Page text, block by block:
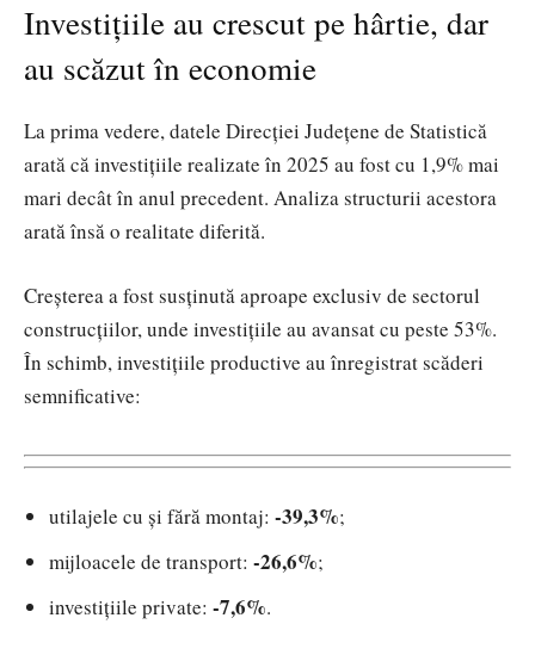
Investițiile au crescut pe hârtie, dar
au scăzut în economie
La prima vedere, datele Direcției Județene de Statistică
arată că investițiile realizate în 2025 au fost cu 1,9% mai
mari decât în anul precedent. Analiza structurii acestora
arată însă o realitate diferită.
Creșterea a fost susținută aproape exclusiv de sectorul
construcțiilor, unde investițiile au avansat cu peste 53%.
În schimb, investițiile productive au înregistrat scăderi
semnificative:
utilajele cu și fără montaj: -39,3%;
mijloacele de transport: -26,6%;
investițiile private: -7,6%.